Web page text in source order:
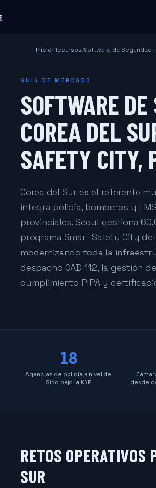
Inicio/Recursos/Software de Seguridad
GUÍA DE MERCADO
SOFTWARE
COREA DEL
SAFETY CITY,
Corea del Sur es el referente
integra policía, bomberos y
provinciales. Seoul gestiona
programa Smart Safety City
modernizando toda la
despacho CAD 112, la gestión
cumplimiento PIPA y
18
Agencias de policía a nivel de
Sido bajo la KNP
desde
RETOS OPERATIVOS
SUR